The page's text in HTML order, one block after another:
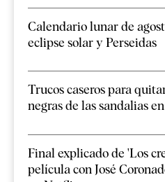
Calendario lunar de
eclipse solar y Perseidas
Trucos caseros para
negras de las sandalias
Final explicado de 'Los
película con José